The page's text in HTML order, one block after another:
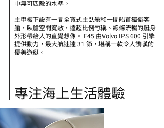
中無可匹敵的水準。
主甲板下設有一間全寬式主臥艙和一間船首獨衛客
艙，臥艙空間寬敞，遠超比例勻稱、線條流暢的艇身
外形帶給人的直覺想像。 F45 由Volvo IPS 600 引擎
提供動力，最大航速達 31 節，堪稱一款令人讚嘆的
優美遊艇。
專注海上生活體驗